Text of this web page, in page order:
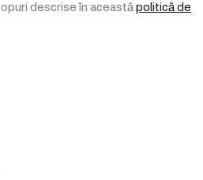
descrise în aceastăpolitică de